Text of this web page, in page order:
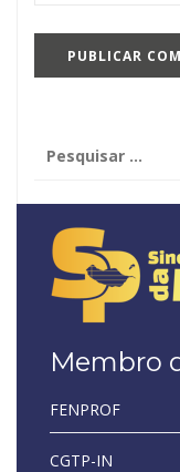
por:
Membro
FENPROF
CGTP-IN